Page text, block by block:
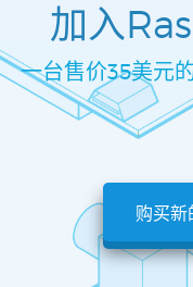
加入
一台售价35美元
购买